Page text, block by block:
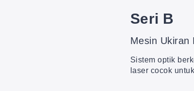
Seri B
Mesin Ukiran
Sistem optik
laser cocok